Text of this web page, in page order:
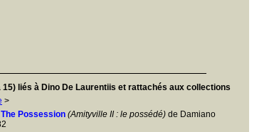
15) liés à Dino De Laurentiis et rattachés aux collections
>
Possession (Amityville II : le possédé) de Damiano